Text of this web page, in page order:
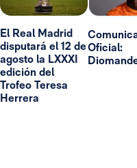
El Real Madrid
disputará el 12 de
agosto la LXXXI
edición del
Trofeo Teresa
Herrera
Oficial: